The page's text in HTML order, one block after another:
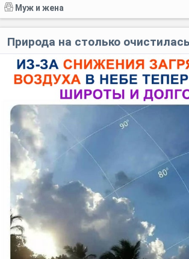
Муж и жена
Природа на столько